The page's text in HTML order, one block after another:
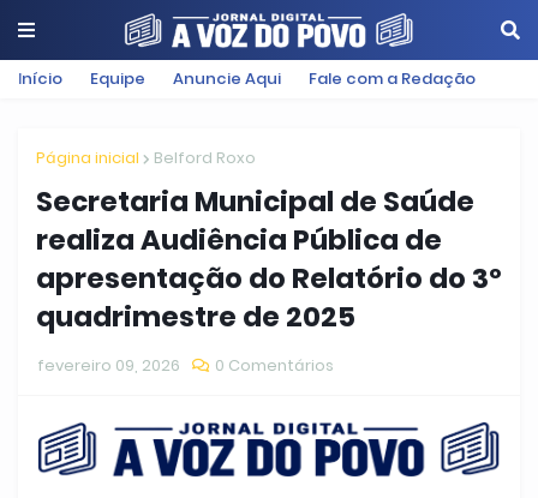
Início Equipe Anuncie Aqui Fale com a Redação
Página inicial Belford Roxo
Secretaria Municipal de Saúde
realiza Audiência Pública de
apresentação do Relatório do 3º
quadrimestre de 2025
fevereiro 09, 2026 0 Comentários